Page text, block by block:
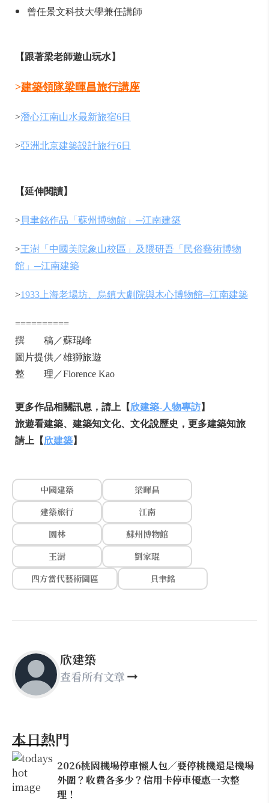
曾任景文科技大學兼任講師
【跟著梁老師遊山玩水】
>建築領隊梁暉昌旅行講座
>潛心江南山水最新旅宿6日
>亞洲北京建築設計旅行6日
【延伸閱讀】
>貝聿銘作品「蘇州博物館」─江南建築
>王澍「中國美院象山校區」及隈研吾「民俗藝術博物
館」─江南建築
>1933上海老場坊、烏鎮大劇院與木心博物館─江南建築
==========
撰 稿／蘇琨峰
圖片提供／雄獅旅遊
整 理／Florence Kao
更多作品相關訊息，請上【欣建築-人物專訪】
旅遊看建築、建築知文化、文化說歷史，更多建築知旅
請上【欣建築】
中國建築
梁暉昌
建築旅行
江南
園林
蘇州博物館
王澍
劉家琨
四方當代藝術園區
貝聿銘
欣建築
查看所有文章
本日熱門
2026桃園機場停車懶人包／要停桃機還是機場
外圍？收費各多少？信用卡停車優惠一次整
理！